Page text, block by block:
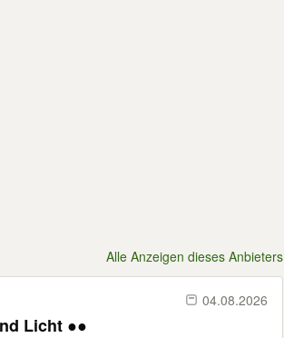
Alle Anzeigen dieses Anbieters
04.08.2026
und Licht ●●